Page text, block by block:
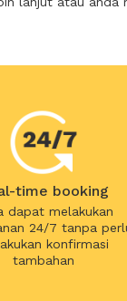
time booking
dapat melakukan
24/7 tanpa
konfirmasi
tambahan